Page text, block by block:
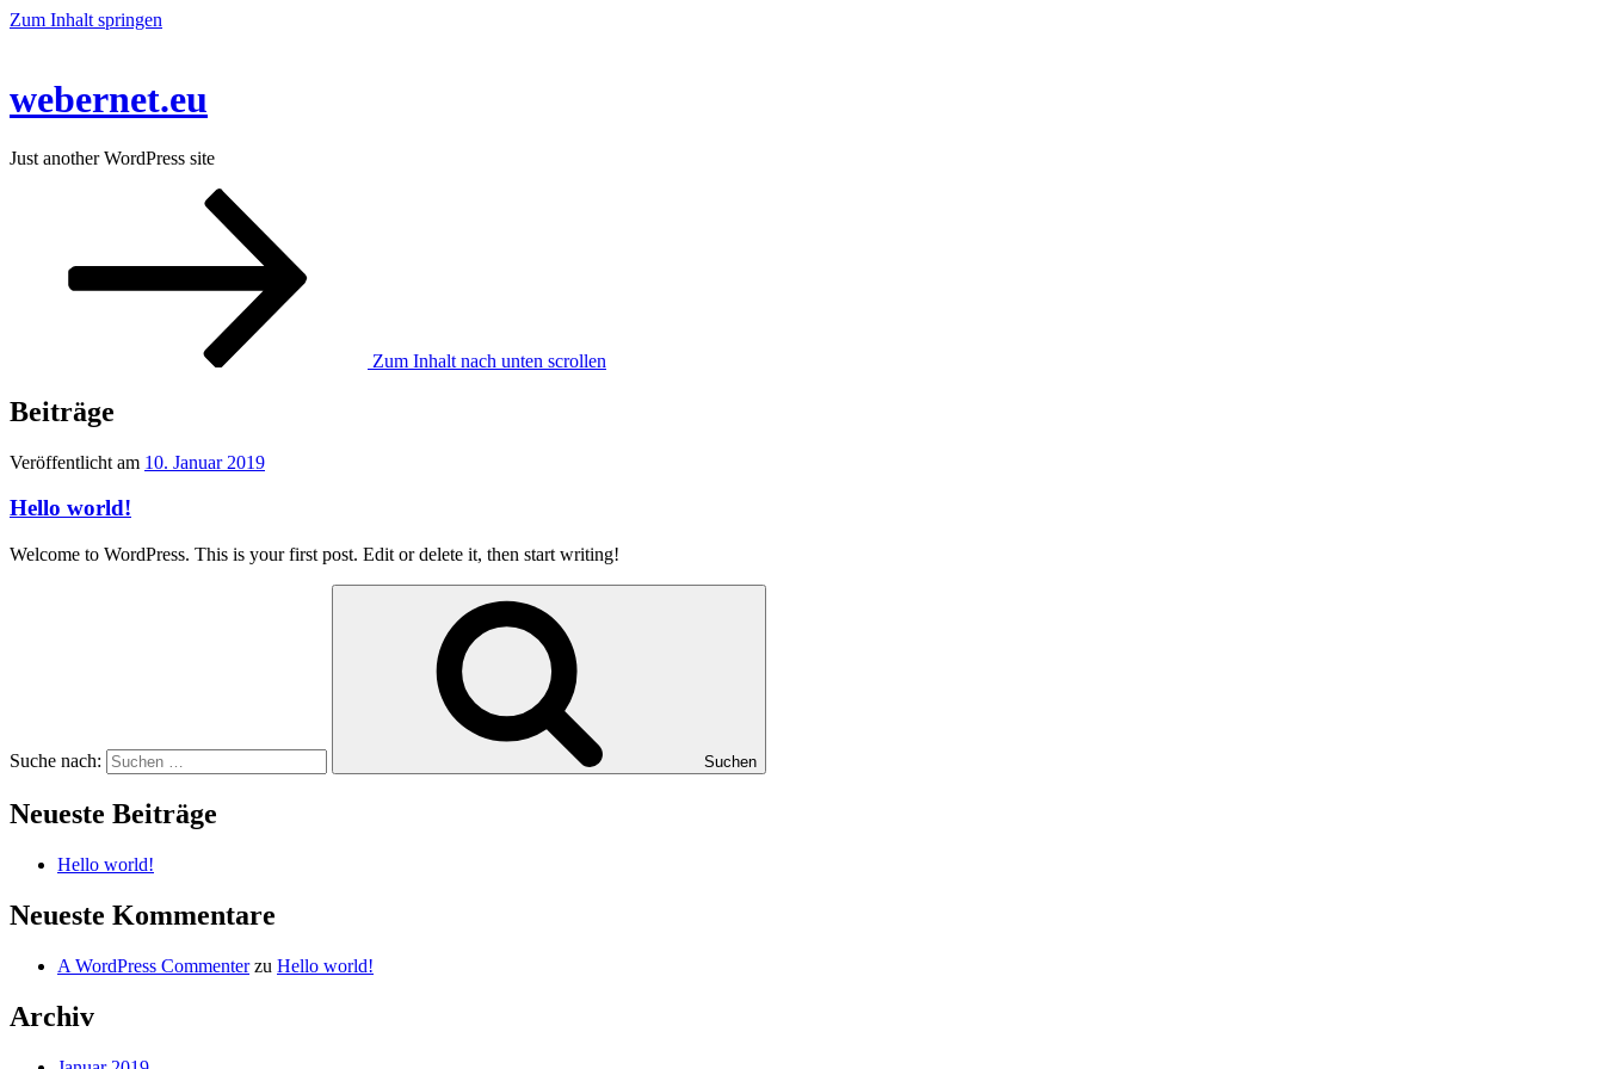
Zum Inhalt springen
webernet.eu
Just another WordPress site
Zum Inhalt nach unten scrollen
Beiträge
Veröffentlicht am 10. Januar 2019
Hello world!
Welcome to WordPress. This is your first post. Edit or delete it, then start writing!
Suche nach: Suchen
Neueste Beiträge
Hello world!
Neueste Kommentare
A WordPress Commenterzu Hello world!
Archiv